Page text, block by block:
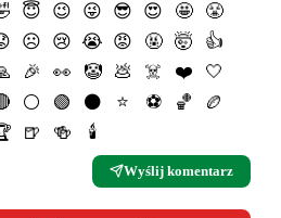
😇 😉 😜 😎 😍 🤩
😤
☹️ 😢 😭 😡 🤬 🤯
👍
🎉 👀 🤡 💩 ☠️ ❤️
🤍
⚪️ 🟢 ⚫️ ⭐️ ⚽️ 🏀
🏉
🍺 🍻 🕯
Wyślij komentarz